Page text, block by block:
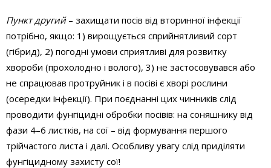
Пункт другий– захищати посів від вторинної інфекції
потрібно, якщо: 1) вирощується сприйнятливий сорт
(гібрид), 2) погодні умови сприятливі для розвитку
хвороби (прохолодно і волого), 3) не застосовувався або
не спрацював протруйник і в посіві є хворі рослини
(осередки інфекції). При поєднанні цих чинників слід
проводити фунгіцидні обробки посівів: на соняшнику від
фази 4–6 листків, на сої – від формування першого
трійчастого листа і далі. Особливу увагу слід приділяти
фунгіцидному захисту сої!